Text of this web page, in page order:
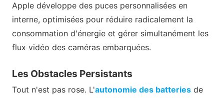
Apple développe des puces personnalisées en
interne, optimisées pour réduire radicalement la
consommation d'énergie et gérer simultanément les
flux vidéo des caméras embarquées.
Les Obstacles Persistants
Tout n'est pas rose. L'autonomie des batteries de